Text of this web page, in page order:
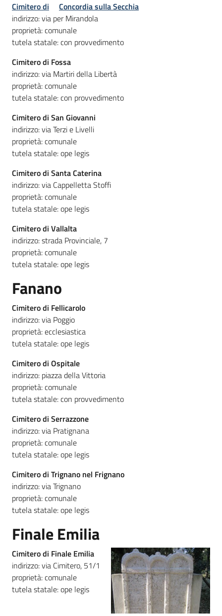
Cimitero di
Concordia sulla Secchia
indirizzo: via per Mirandola
proprietà: comunale
tutela statale: con provvedimento
Cimitero di Fossa
indirizzo: via Martiri della Libertà
proprietà: comunale
tutela statale: con provvedimento
Cimitero di San Giovanni
indirizzo: via Terzi e Livelli
proprietà: comunale
tutela statale: ope legis
Cimitero di Santa Caterina
indirizzo: via Cappelletta Stoffi
proprietà: comunale
tutela statale: ope legis
Cimitero di Vallalta
indirizzo: strada Provinciale, 7
proprietà: comunale
tutela statale: ope legis
Fanano
Cimitero di Fellicarolo
indirizzo: via Poggio
proprietà: ecclesiastica
tutela statale: ope legis
Cimitero di Ospitale
indirizzo: piazza della Vittoria
proprietà: comunale
tutela statale: con provvedimento
Cimitero di Serrazzone
indirizzo: via Pratignana
proprietà: comunale
tutela statale: ope legis
Cimitero di Trignano nel Frignano
indirizzo: via Trignano
proprietà: comunale
tutela statale: ope legis
Finale Emilia
Cimitero di Finale Emilia
indirizzo: via Cimitero, 51/1
proprietà: comunale
tutela statale: ope legis